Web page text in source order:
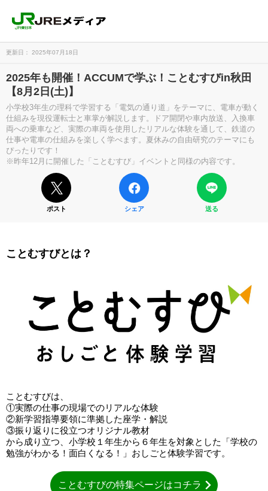
更新日： 2025年07月18日
2025年も開催！ACCUMで学ぶ！ことむすびin秋田
【8月2日(土)】
小学校3年生の理科で学習する「電気の通り道」をテーマに、電車が動く
仕組みを現役運転士と車掌が解説します。ドア開閉や車内放送、入換車
両への乗車など、実際の車両を使用したリアルな体験を通して、鉄道の
仕事や電車の仕組みを楽しく学べます。夏休みの自由研究のテーマにも
ぴったりです！
※昨年12月に開催した「ことむすび」イベントと同様の内容です。
ポスト シェア 送る
ことむすびとは？
ことむすびは、
①実際の仕事の現場でのリアルな体験
②新学習指導要領に準拠した座学・解説
③振り返りに役立つオリジナル教材
から成り立つ、小学校１年生から６年生を対象とした「学校の
勉強がわかる！面白くなる！」おしごと体験学習です。
ことむすびの特集ページはコチラ